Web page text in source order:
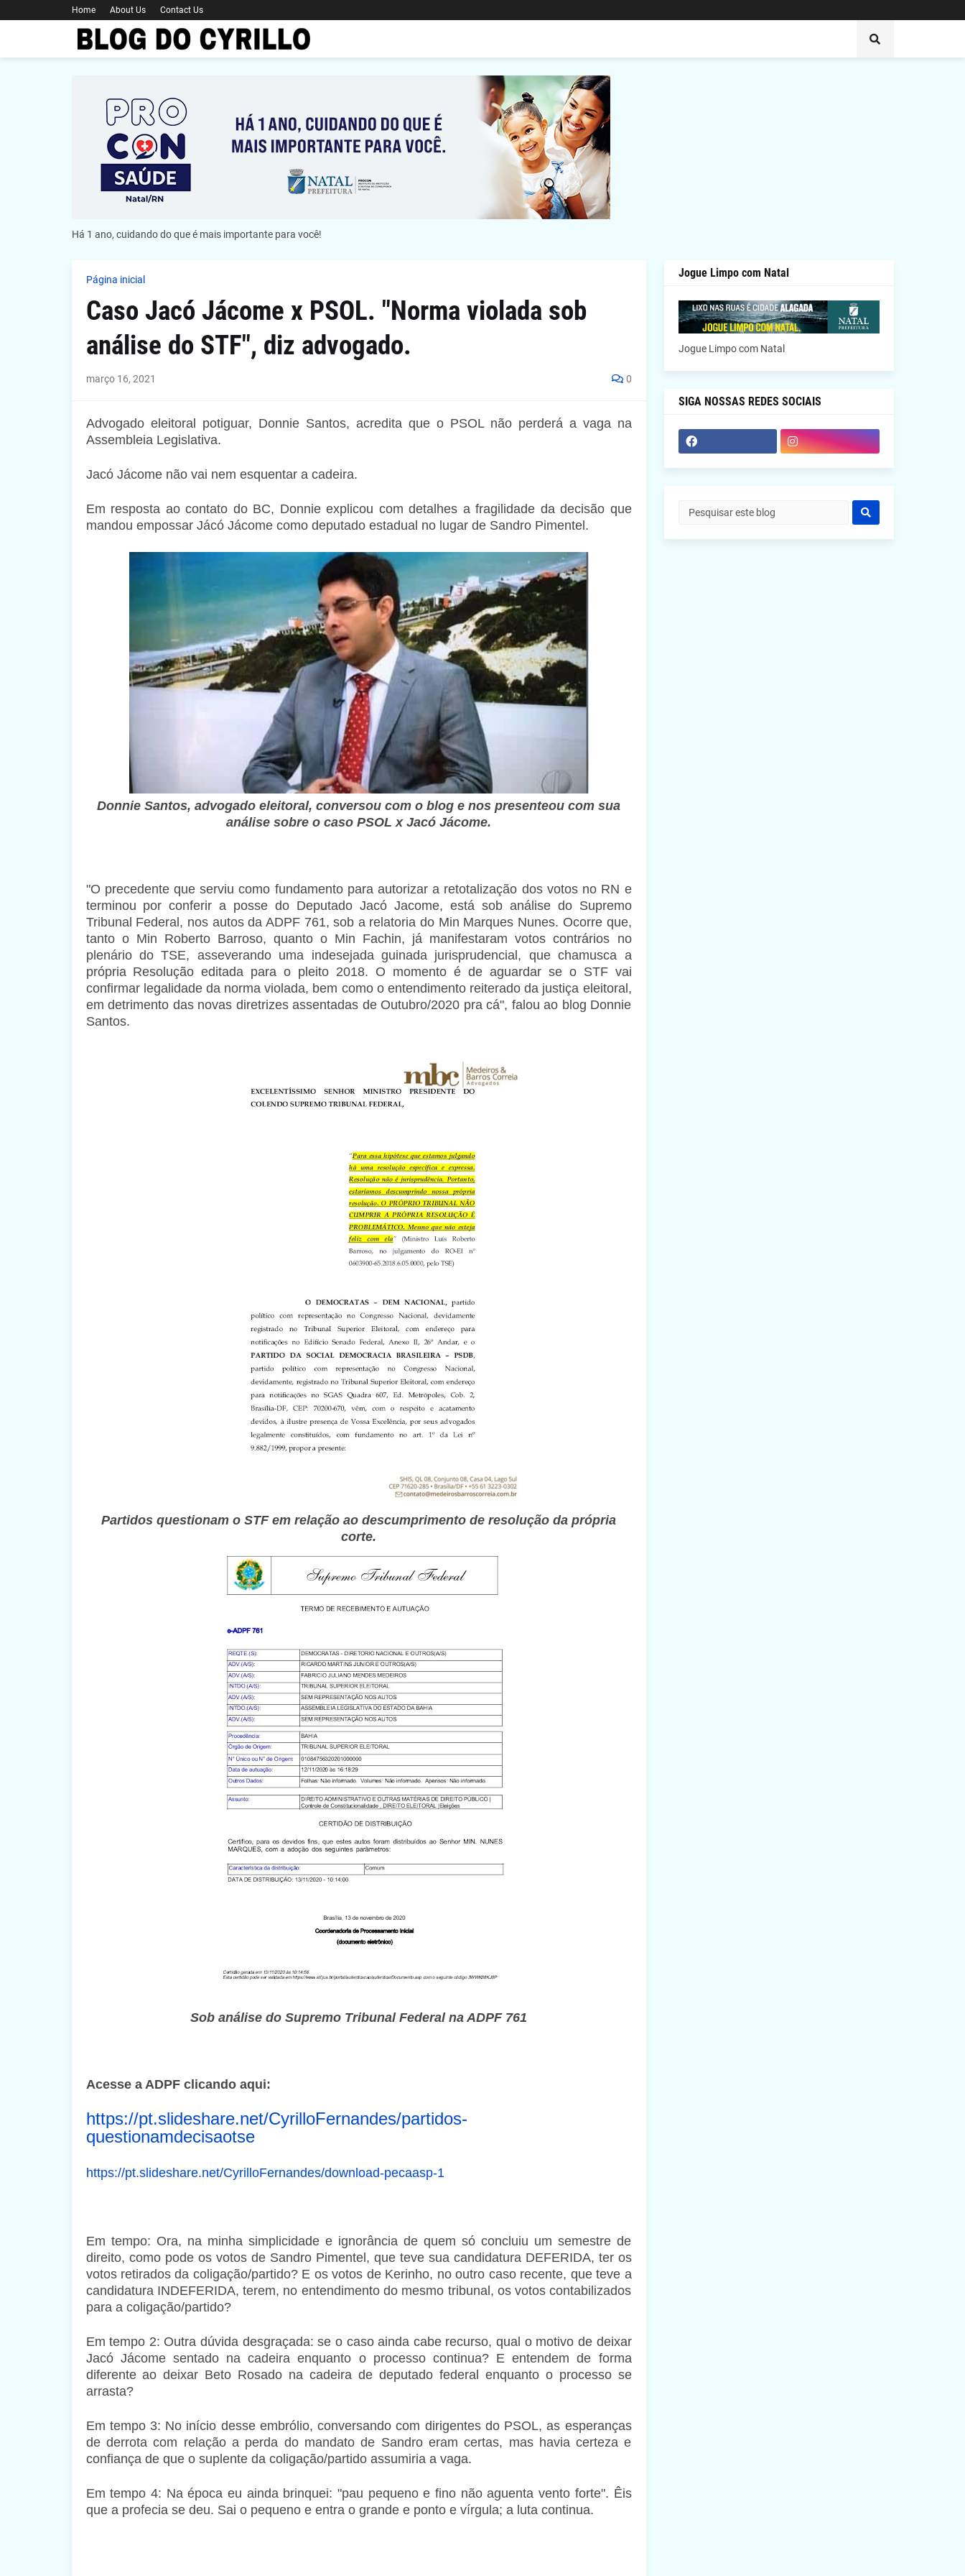
Home About Us Contact Us
Há 1 ano, cuidando do que é mais importante para você!
Página inicial
Caso Jacó Jácome x PSOL. "Norma violada sob
análise do STF", diz advogado.
março 16, 2021 0
Advogado eleitoral potiguar, Donnie Santos, acredita que o PSOL não perderá a vaga na
Assembleia Legislativa.
Jacó Jácome não vai nem esquentar a cadeira.
Em resposta ao contato do BC, Donnie explicou com detalhes a fragilidade da decisão que
mandou empossar Jácó Jácome como deputado estadual no lugar de Sandro Pimentel.
Donnie Santos, advogado eleitoral, conversou com o blog e nos presenteou com sua
análise sobre o caso PSOL x Jacó Jácome.
"O precedente que serviu como fundamento para autorizar a retotalização dos votos no RN e
terminou por conferir a posse do Deputado Jacó Jacome, está sob análise do Supremo
Tribunal Federal, nos autos da ADPF 761, sob a relatoria do Min Marques Nunes. Ocorre que,
tanto o Min Roberto Barroso, quanto o Min Fachin, já manifestaram votos contrários no
plenário do TSE, asseverando uma indesejada guinada jurisprudencial, que chamusca a
própria Resolução editada para o pleito 2018. O momento é de aguardar se o STF vai
confirmar legalidade da norma violada, bem como o entendimento reiterado da justiça eleitoral,
em detrimento das novas diretrizes assentadas de Outubro/2020 pra cá", falou ao blog Donnie
Santos.
Partidos questionam o STF em relação ao descumprimento de resolução da própria
corte.
Sob análise do Supremo Tribunal Federal na ADPF 761
Acesse a ADPF clicando aqui:
https://pt.slideshare.net/CyrilloFernandes/partidos-
questionamdecisaotse
https://pt.slideshare.net/CyrilloFernandes/download-pecaasp-1
Em tempo: Ora, na minha simplicidade e ignorância de quem só concluiu um semestre de
direito, como pode os votos de Sandro Pimentel, que teve sua candidatura DEFERIDA, ter os
votos retirados da coligação/partido? E os votos de Kerinho, no outro caso recente, que teve a
candidatura INDEFERIDA, terem, no entendimento do mesmo tribunal, os votos contabilizados
para a coligação/partido?
Em tempo 2: Outra dúvida desgraçada: se o caso ainda cabe recurso, qual o motivo de deixar
Jacó Jácome sentado na cadeira enquanto o processo continua? E entendem de forma
diferente ao deixar Beto Rosado na cadeira de deputado federal enquanto o processo se
arrasta?
Em tempo 3: No início desse embrólio, conversando com dirigentes do PSOL, as esperanças
de derrota com relação a perda do mandato de Sandro eram certas, mas havia certeza e
confiança de que o suplente da coligação/partido assumiria a vaga.
Em tempo 4: Na época eu ainda brinquei: "pau pequeno e fino não aguenta vento forte". Êis
que a profecia se deu. Sai o pequeno e entra o grande e ponto e vírgula; a luta continua.
Jogue Limpo com Natal
Jogue Limpo com Natal
SIGA NOSSAS REDES SOCIAIS